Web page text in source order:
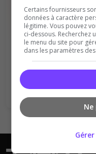
Vous devez
un avis
Se
Certains fournisseurs
données à caractère
légitime. Vous pouvez
ci-dessous. Recherchez
le menu du site pour
dans les paramètres